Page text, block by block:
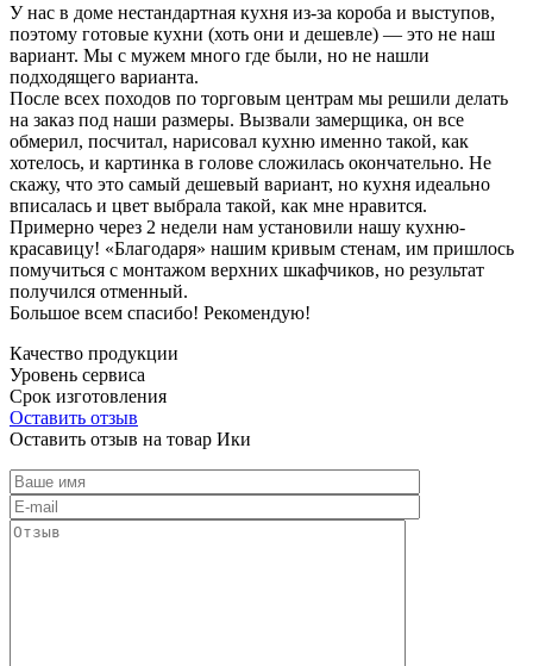
У нас в доме нестандартная кухня из-за короба и выступов,
поэтому готовые кухни (хоть они и дешевле) — это не наш
вариант. Мы с мужем много где были, но не нашли
подходящего варианта.
После всех походов по торговым центрам мы решили делать
на заказ под наши размеры. Вызвали замерщика, он все
обмерил, посчитал, нарисовал кухню именно такой, как
хотелось, и картинка в голове сложилась окончательно. Не
скажу, что это самый дешевый вариант, но кухня идеально
вписалась и цвет выбрала такой, как мне нравится.
Примерно через 2 недели нам установили нашу кухню-
красавицу! «Благодаря» нашим кривым стенам, им пришлось
помучиться с монтажом верхних шкафчиков, но результат
получился отменный.
Большое всем спасибо! Рекомендую!
Качество продукции
Уровень сервиса
Срок изготовления
Оставить отзыв
Оставить отзыв на товар Ики